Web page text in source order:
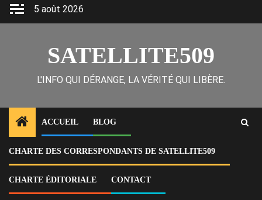
Skip
5 août 2026
SATELLITE509
L'INFO QUI DÉRANGE, LA VÉRITÉ QUI LIBÈRE.
ACCUEIL BLOG
CHARTE DES CORRESPONDANTS DE SATELLITE509
CHARTE ÉDITORIALE CONTACT
Home
Actu
Haïti : un jeune membre d’un gang avoue avoir tué son père de quatre
balles